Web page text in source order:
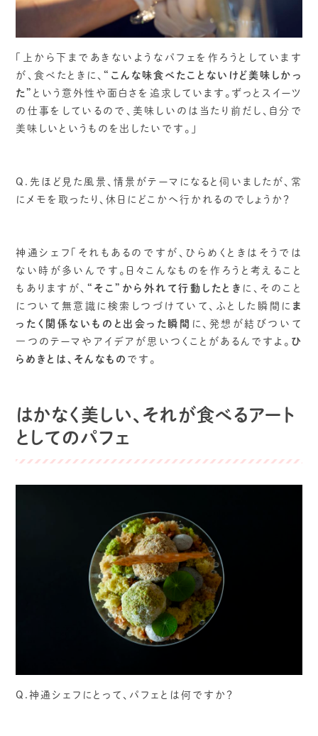
「上から下まであきないようなパフェを作ろうとしています
が、食べたときに、“こんな味食べたことないけど美味しかっ
た” という意外性や面白さを追求しています。ずっとスイーツ
の仕事をしているので、美味しいのは当たり前だし、自分で
美味しいというものを出したいです。」
Q.先ほど見た風景、情景がテーマになると伺いましたが、常
にメモを取ったり、休日にどこかへ行かれるのでしょうか？
神通シェフ「それもあるのですが、ひらめくときはそうでは
ない時が多いんです。日々こんなものを作ろうと考えること
もありますが、 “そこ”から外れて行動したとき に、そのこと
について無意識に検索しつづけていて、ふとした瞬間に ま
ったく関係ないものと出会った瞬間 に、発想が結びついて
一つのテーマやアイデアが思いつくことがあるんですよ。 ひ
らめきとは、そんなもの です。
はかなく美しい、それが食べるアート
としてのパフェ
Q.神通シェフにとって、パフェとは何ですか？